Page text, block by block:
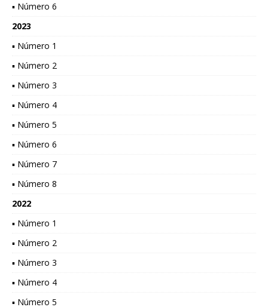
▪ Número 6
2023
▪ Número 1
▪ Número 2
▪ Número 3
▪ Número 4
▪ Número 5
▪ Número 6
▪ Número 7
▪ Número 8
2022
▪ Número 1
▪ Número 2
▪ Número 3
▪ Número 4
▪ Número 5